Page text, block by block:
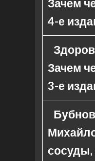
Зачем
4-е
Зачем
3-е
сосуды,